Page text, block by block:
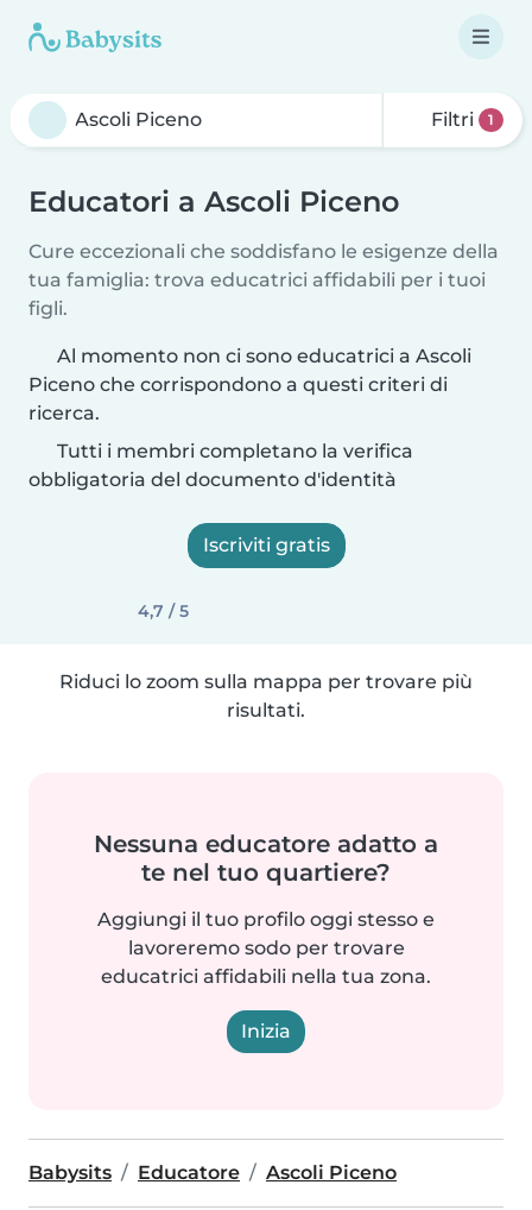
Filtri 1
Educatori a Ascoli Piceno
Cure eccezionali che soddisfano le esigenze della
tua famiglia: trova educatrici affidabili per i tuoi
figli.
Al momento non ci sono educatrici a Ascoli
Piceno che corrispondono a questi criteri di
ricerca.
Tutti i membri completano la verifica
obbligatoria del documento d'identità
Iscriviti gratis
4,7 / 5
Riduci lo zoom sulla mappa per trovare più
risultati.
Nessuna educatore adatto a
te nel tuo quartiere?
Aggiungi il tuo profilo oggi stesso e
lavoreremo sodo per trovare
educatrici affidabili nella tua zona.
Inizia
Babysits Educatore Ascoli Piceno